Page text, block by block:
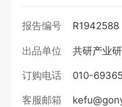
报告编号 R1942588
出品单位 共研产业
订购电话 010-
客服邮箱